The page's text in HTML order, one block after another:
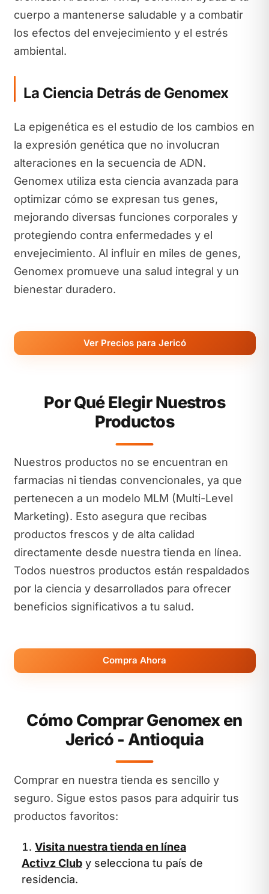
cuerpo a mantenerse saludable y a combatir
los efectos del envejecimiento y el estrés
ambiental.
La Ciencia Detrás de Genomex
La epigenética es el estudio de los cambios en
la expresión genética que no involucran
alteraciones en la secuencia de ADN.
Genomex utiliza esta ciencia avanzada para
optimizar cómo se expresan tus genes,
mejorando diversas funciones corporales y
protegiendo contra enfermedades y el
envejecimiento. Al influir en miles de genes,
Genomex promueve una salud integral y un
bienestar duradero.
Ver Precios para Jericó
Por Qué Elegir Nuestros
Productos
Nuestros productos no se encuentran en
farmacias ni tiendas convencionales, ya que
pertenecen a un modelo MLM (Multi-Level
Marketing). Esto asegura que recibas
productos frescos y de alta calidad
directamente desde nuestra tienda en línea.
Todos nuestros productos están respaldados
por la ciencia y desarrollados para ofrecer
beneficios significativos a tu salud.
Compra Ahora
Cómo Comprar Genomex en
Jericó - Antioquia
Comprar en nuestra tienda es sencillo y
seguro. Sigue estos pasos para adquirir tus
productos favoritos:
Visita nuestra tienda en línea
Activz Club y selecciona tu país de
residencia.